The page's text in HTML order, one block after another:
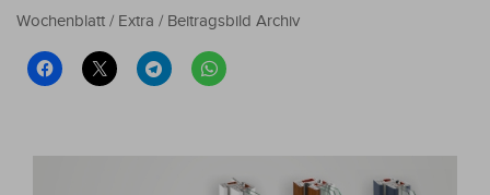
Wochenblatt / Extra / Beitragsbild Archiv